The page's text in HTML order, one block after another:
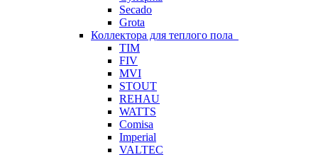
Secado
Grota
Коллектора для теплого пола
TIM
FIV
MVI
STOUT
REHAU
WATTS
Comisa
Imperial
VALTEC